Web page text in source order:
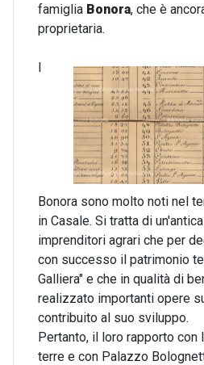
famiglia Bonora, che è
proprietaria.
I
Bonora sono molto noti nel
in Casale. Si tratta di
imprenditori agrari che per
con successo il patrimonio
Galliera" e che in qualità di
realizzato importanti opere
contribuito al suo sviluppo.
Pertanto, il loro rapporto
terre e con Palazzo